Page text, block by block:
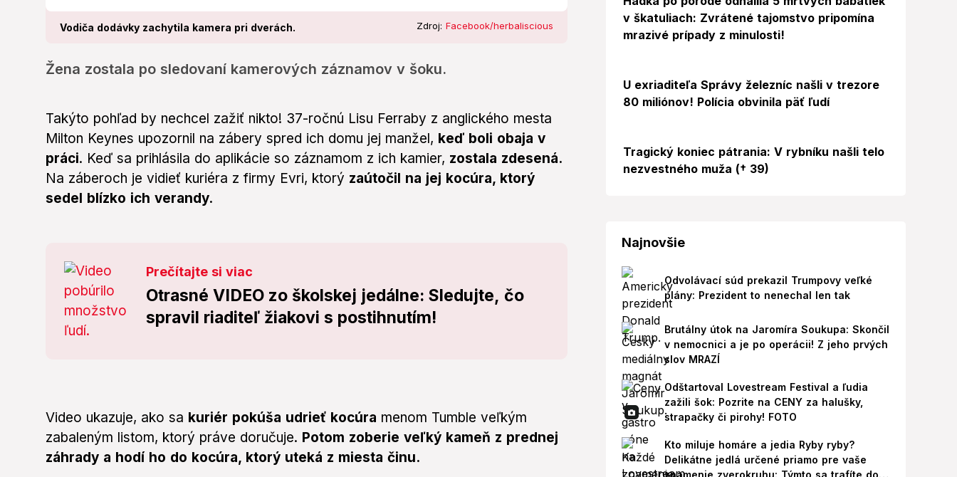
Vodiča dodávky zachytila kamera pri dverách. Zdroj: Facebook/herbaliscious
Žena zostala po sledovaní kamerových záznamov v šoku.
Takýto pohľad by nechcel zažiť nikto! 37-ročnú Lisu Ferraby z anglického mesta
Milton Keynes upozornil na zábery spred ich domu jej manžel, keď boli obaja v
práci. Keď sa prihlásila do aplikácie so záznamom z ich kamier, zostala zdesená.
Na záberoch je vidieť kuriéra z firmy Evri, ktorý zaútočil na jej kocúra, ktorý
sedel blízko ich verandy.
Prečítajte si viac
Otrasné VIDEO zo školskej jedálne: Sledujte, čo
spravil riaditeľ žiakovi s postihnutím!
Video ukazuje, ako sa kuriér pokúša udrieť kocúra menom Tumble veľkým
zabaleným listom, ktorý práve doručuje. Potom zoberie veľký kameň z prednej
záhrady a hodí ho do kocúra, ktorý uteká z miesta činu.
v škatuliach: Zvrátené tajomstvo pripomína
mrazivé prípady z minulosti!
U exriaditeľa Správy železníc našli v trezore
80 miliónov! Polícia obvinila päť ľudí
Tragický koniec pátrania: V rybníku našli telo
nezvestného muža († 39)
Najnovšie
Odvolávací súd prekazil Trumpovy veľké
plány: Prezident to nenechal len tak
Brutálny útok na Jaromíra Soukupa: Skončil
v nemocnici a je po operácii! Z jeho prvých
slov MRAZÍ
Odštartoval Lovestream Festival a ľudia
zažili šok: Pozrite na CENY za halušky,
strapačky či pirohy! FOTO
Kto miluje homáre a jedia Ryby ryby?
Delikátne jedlá určené priamo pre vaše
znamenie zverokruhu: Týmto sa trafíte do